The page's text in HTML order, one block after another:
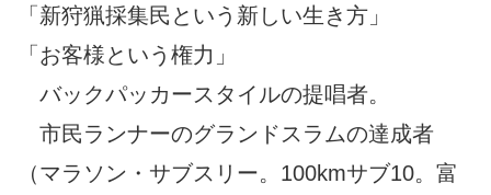
「新狩猟採集民という新しい生き方」
「お客様という権力」
バックパッカースタイルの提唱者。
市民ランナーのグランドスラムの達成者
（マラソン・サブスリー。100kmサブ10。富